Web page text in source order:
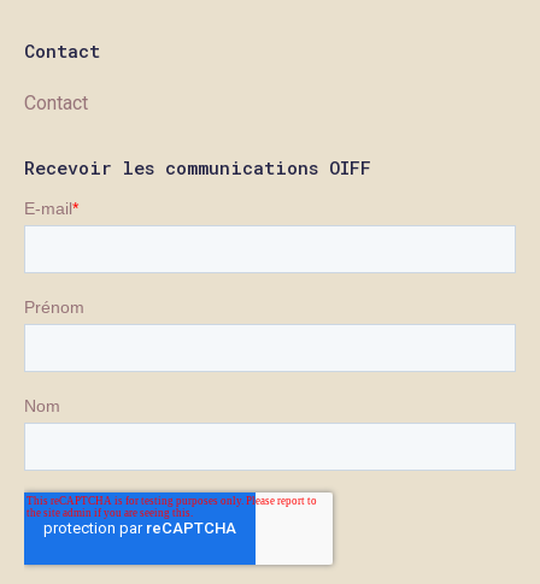
Contact
Contact
Recevoir les communications OIFF